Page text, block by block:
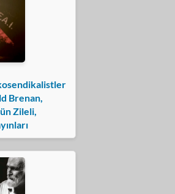
Brenan,
Zileli,